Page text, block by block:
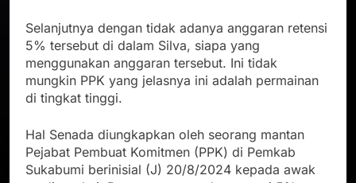
Selanjutnya dengan tidak adanya anggaran retensi
5% tersebut di dalam Silva, siapa yang
menggunakan anggaran tersebut. Ini tidak
mungkin PPK yang jelasnya ini adalah permainan
di tingkat tinggi.
Hal Senada diungkapkan oleh seorang mantan
Pejabat Pembuat Komitmen (PPK) di Pemkab
Sukabumi berinisial (J) 20/8/2024 kepada awak